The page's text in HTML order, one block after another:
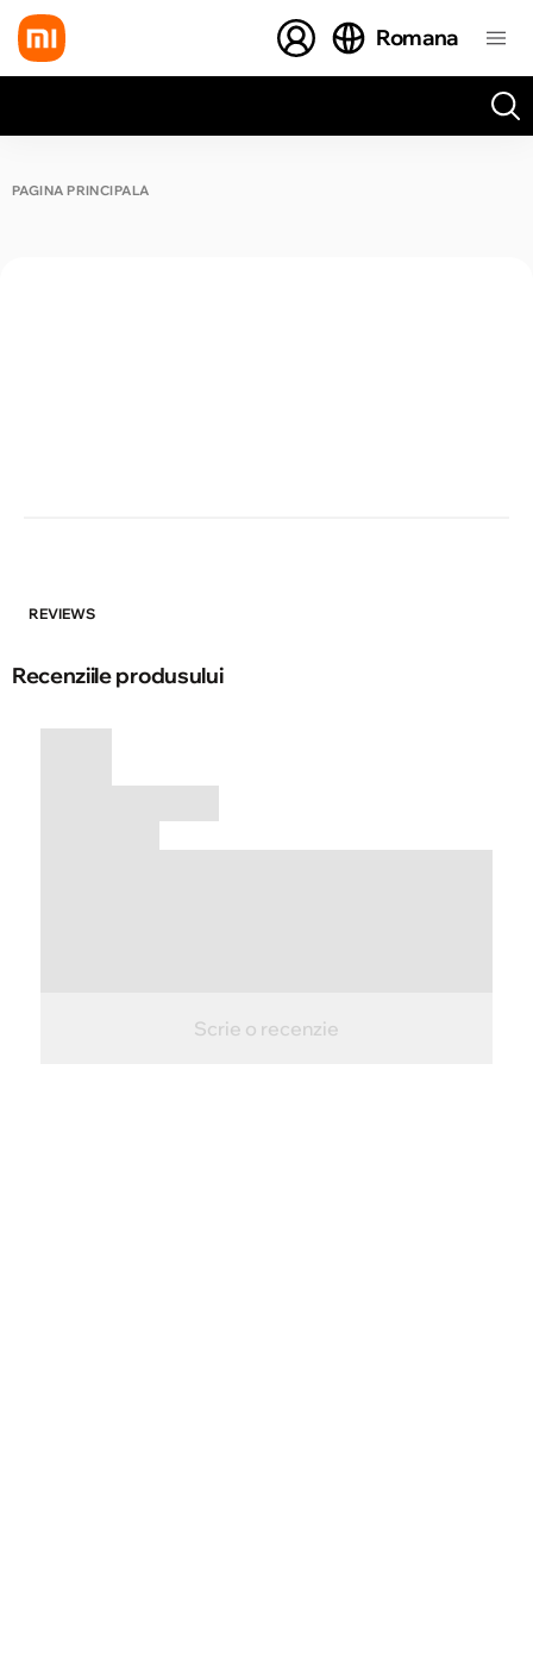
Romana
PAGINA PRINCIPALĂ
REVIEWS
Recenziile produsului
Scrie o recenzie